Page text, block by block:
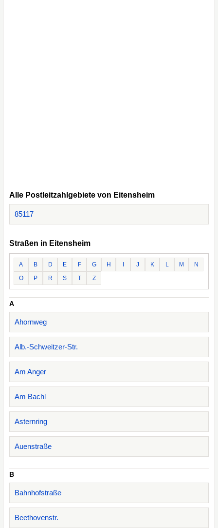
Alle Postleitzahlgebiete von Eitensheim
85117
Straßen in Eitensheim
A B D E F G H J K L M
N
O
P R S T Z
A
Ahornweg
Alb.-Schweitzer-Str.
Am Anger
Am Bachl
Asternring
Auenstraße
B
Bahnhofstraße
Beethovenstr.